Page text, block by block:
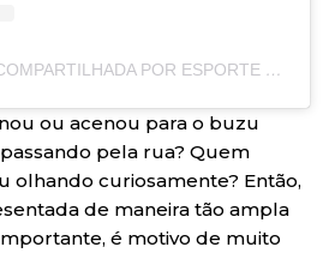
UMA PUBLICAÇÃO COMPARTILHADA POR ESPORTE CLUBE VITÓRIA (@ECVITORIA)
ou acenou para o buzu
pela rua? Quem
olhando curiosamente? Então,
de maneira tão ampla
é motivo de muito